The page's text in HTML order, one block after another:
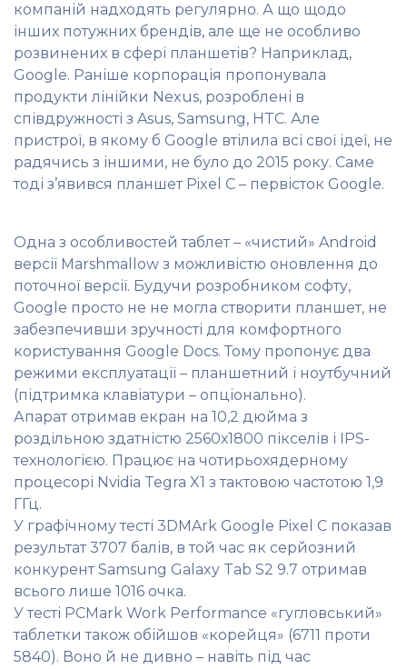
компаній надходять регулярно. А що щодо
інших потужних брендів, але ще не особливо
розвинених в сфері планшетів? Наприклад,
Google. Раніше корпорація пропонувала
продукти лінійки Nexus, розроблені в
співдружності з Asus, Samsung, HTC. Але
пристрої, в якому б Google втілила всі свої ідеї, не
радячись з іншими, не було до 2015 року. Саме
тоді з’явився планшет Pixel C – первісток Google.
Одна з особливостей таблет – «чистий» Android
версії Marshmallow з можливістю оновлення до
поточної версії. Будучи розробником софту,
Google просто не не могла створити планшет, не
забезпечивши зручності для комфортного
користування Google Docs. Тому пропонує два
режими експлуатації – планшетний і ноутбучний
(підтримка клавіатури – опціонально).
Апарат отримав екран на 10,2 дюйма з
роздільною здатністю 2560х1800 пікселів і IPS-
технологією. Працює на чотирьохядерному
процесорі Nvidia Tegra X1 з тактовою частотою 1,9
ГГц.
У графічному тесті 3DMArk Google Pixel C показав
результат 3707 балів, в той час як серйозний
конкурент Samsung Galaxy Tab S2 9.7 отримав
всього лише 1016 очка.
У тесті PCMark Work Performance «гугловський»
таблетки також обійшов «корейця» (6711 проти
5840). Воно й не дивно – навіть під час